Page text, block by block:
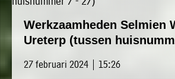
Werkzaamheden Selmien
Ureterp (tussen
27 februari 2024 | 15:26